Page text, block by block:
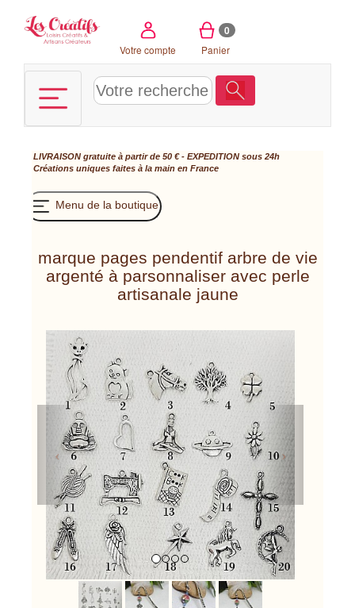
Votre compte
0
Panier
LIVRAISON gratuite à partir de 50 € - EXPEDITION sous 24h
Créations uniques faites à la main en France
Menu de la boutique
marque pages pendentif arbre de vie
argenté à parsonnaliser avec perle
artisanale jaune
Previous Next